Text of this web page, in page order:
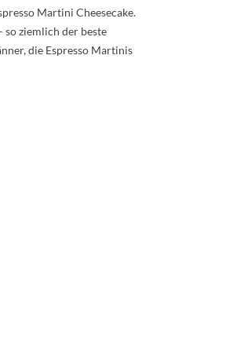
Martini Cheesecake.
so ziemlich der beste
die Espresso Martinis